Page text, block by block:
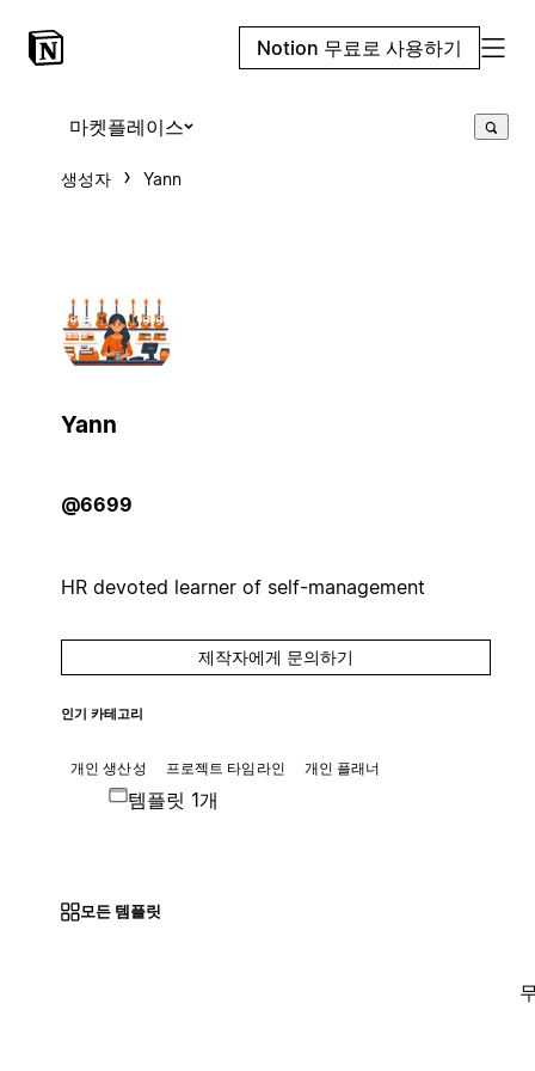
Notion 무료로 사용하기
마켓플레이스
생성자 Yann
Yann
@6699
HR devoted learner of self-management
제작자에게 문의하기
인기 카테고리
개인 생산성 프로젝트 타임라인 개인 플래너
템플릿 1개
모든 템플릿